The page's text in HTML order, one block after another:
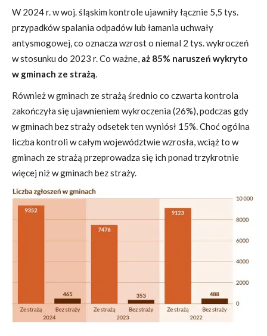
W 2024 r. w woj. śląskim kontrole ujawniły łącznie 5,5 tys.
przypadków spalania odpadów lub łamania uchwały
antysmogowej, co oznacza wzrost o niemal 2 tys. wykroczeń
w stosunku do 2023 r. Co ważne, aż 85% naruszeń wykryto
w gminach ze strażą.
Również w gminach ze strażą średnio co czwarta kontrola
zakończyła się ujawnieniem wykroczenia (26%), podczas gdy
w gminach bez straży odsetek ten wyniósł 15%. Choć ogólna
liczba kontroli w całym województwie wzrosła, wciąż to w
gminach ze strażą przeprowadza się ich ponad trzykrotnie
więcej niż w gminach bez straży.